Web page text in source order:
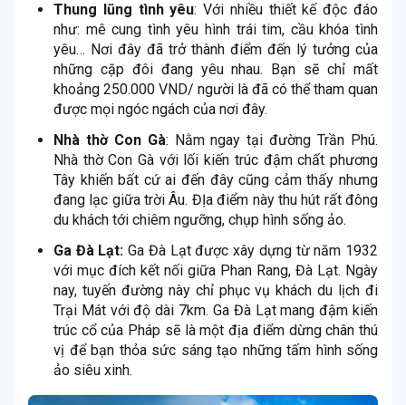
Thung lũng tình yêu: Với nhiều thiết kế độc đáo
như: mê cung tình yêu hình trái tim, cầu khóa tình
yêu… Nơi đây đã trở thành điểm đến lý tưởng của
những cặp đôi đang yêu nhau. Bạn sẽ chỉ mất
khoảng 250.000 VND/ người là đã có thể tham quan
được mọi ngóc ngách của nơi đây.
Nhà thờ Con Gà: Nằm ngay tại đường Trần Phú.
Nhà thờ Con Gà với lối kiến trúc đậm chất phương
Tây khiến bất cứ ai đến đây cũng cảm thấy nhưng
đang lạc giữa trời Âu. ĐỊa điểm này thu hút rất đông
du khách tới chiêm ngưỡng, chụp hình sống ảo.
Ga Đà Lạt: Ga Đà Lạt được xây dựng từ năm 1932
với mục đích kết nối giữa Phan Rang, Đà Lạt. Ngày
nay, tuyến đường này chỉ phục vụ khách du lịch đi
Trại Mát với độ dài 7km. Ga Đà Lạt mang đậm kiến
trúc cổ của Pháp sẽ là một địa điểm dừng chân thú
vị để bạn thỏa sức sáng tạo những tấm hình sống
ảo siêu xinh.